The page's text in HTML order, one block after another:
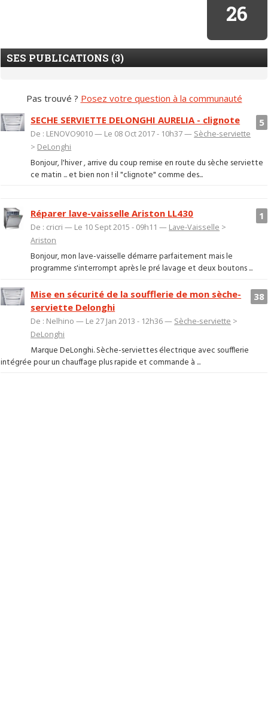
26
SES PUBLICATIONS (3)
Pas trouvé ? Posez votre question à la communauté
5
SECHE SERVIETTE DELONGHI AURELIA - clignote
De : LENOVO9010 — Le 08 Oct 2017 - 10h37 — Sèche-serviette
> DeLonghi
Bonjour, l'hiver , arrive du coup remise en route du sèche serviette
ce matin ... et bien non ! il "clignote" comme des...
1
Réparer lave-vaisselle Ariston LL430
De : cricri — Le 10 Sept 2015 - 09h11 — Lave-Vaisselle >
Ariston
Bonjour, mon lave-vaisselle démarre parfaitement mais le
programme s'interrompt après le pré lavage et deux boutons ...
38
Mise en sécurité de la soufflerie de mon sèche-
serviette Delonghi
De : Nelhino — Le 27 Jan 2013 - 12h36 — Sèche-serviette >
DeLonghi
Marque DeLonghi. Sèche-serviettes électrique avec soufflerie
intégrée pour un chauffage plus rapide et commande à ...